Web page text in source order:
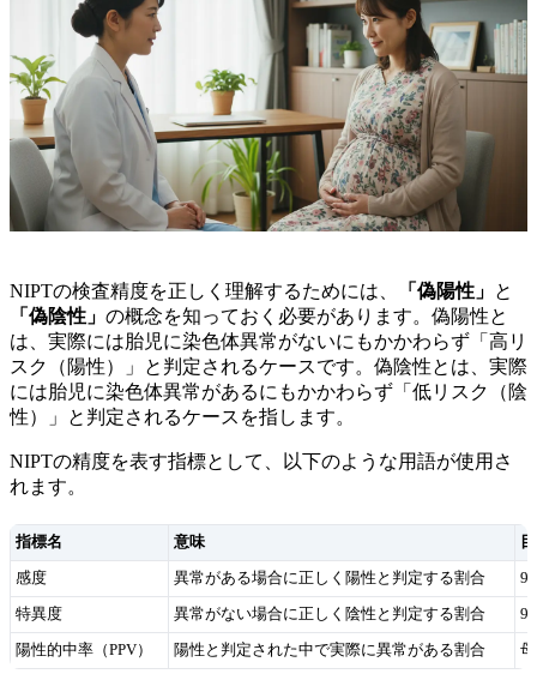
NIPTの検査精度を正しく理解するためには、 「偽陽性」 と
「偽陰性」 の概念を知っておく必要があります。偽陽性と
は、実際には胎児に染色体異常がないにもかかわらず「高リ
スク（陽性）」と判定されるケースです。偽陰性とは、実際
には胎児に染色体異常があるにもかかわらず「低リスク（陰
性）」と判定されるケースを指します。
NIPTの精度を表す指標として、以下のような用語が使用さ
れます。
指標名 意味
感度 異常がある場合に正しく陽性と判定する割合
特異度 異常がない場合に正しく陰性と判定する割合
陽性的中率（PPV） 陽性と判定された中で実際に異常がある割合